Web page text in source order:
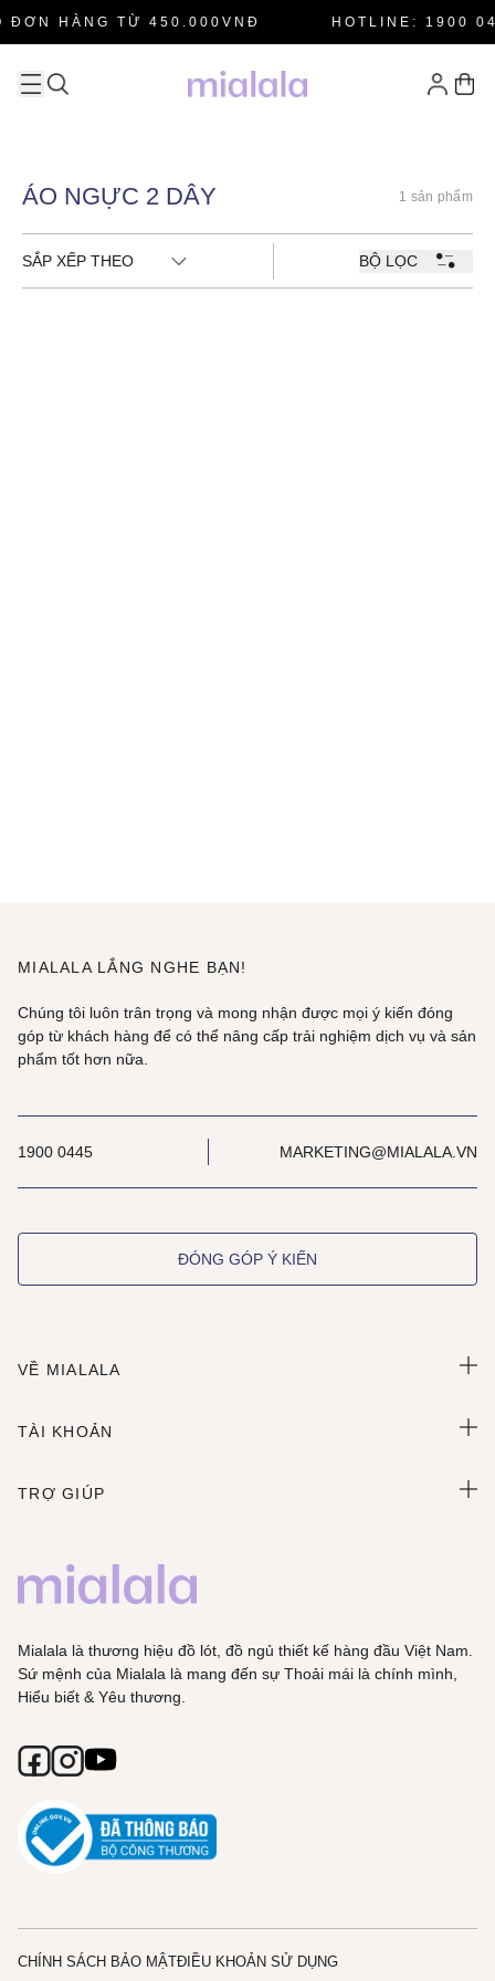
ĐƠN HÀNG TỪ 450.000VNĐ HOTLINE: 1900
ÁO NGỰC 2 DÂY 1 sản phẩm
SẮP XẾP THEO BỘ LỌC
MIALALA LẮNG NGHE BẠN!
Chúng tôi luôn trân trọng và mong nhận được mọi ý kiến đóng
góp từ khách hàng để có thể nâng cấp trải nghiệm dịch vụ và sản
phẩm tốt hơn nữa.
1900 0445 MARKETING@MIALALA.VN
ĐÓNG GÓP Ý KIẾN
VỀ MIALALA
TÀI KHOẢN
TRỢ GIÚP
Mialala là thương hiệu đồ lót, đồ ngủ thiết kế hàng đầu Việt Nam.
Sứ mệnh của Mialala là mang đến sự Thoải mái là chính mình,
Hiểu biết & Yêu thương.
CHÍNH SÁCH BẢO MẬTĐIỀU KHOẢN SỬ DỤNG